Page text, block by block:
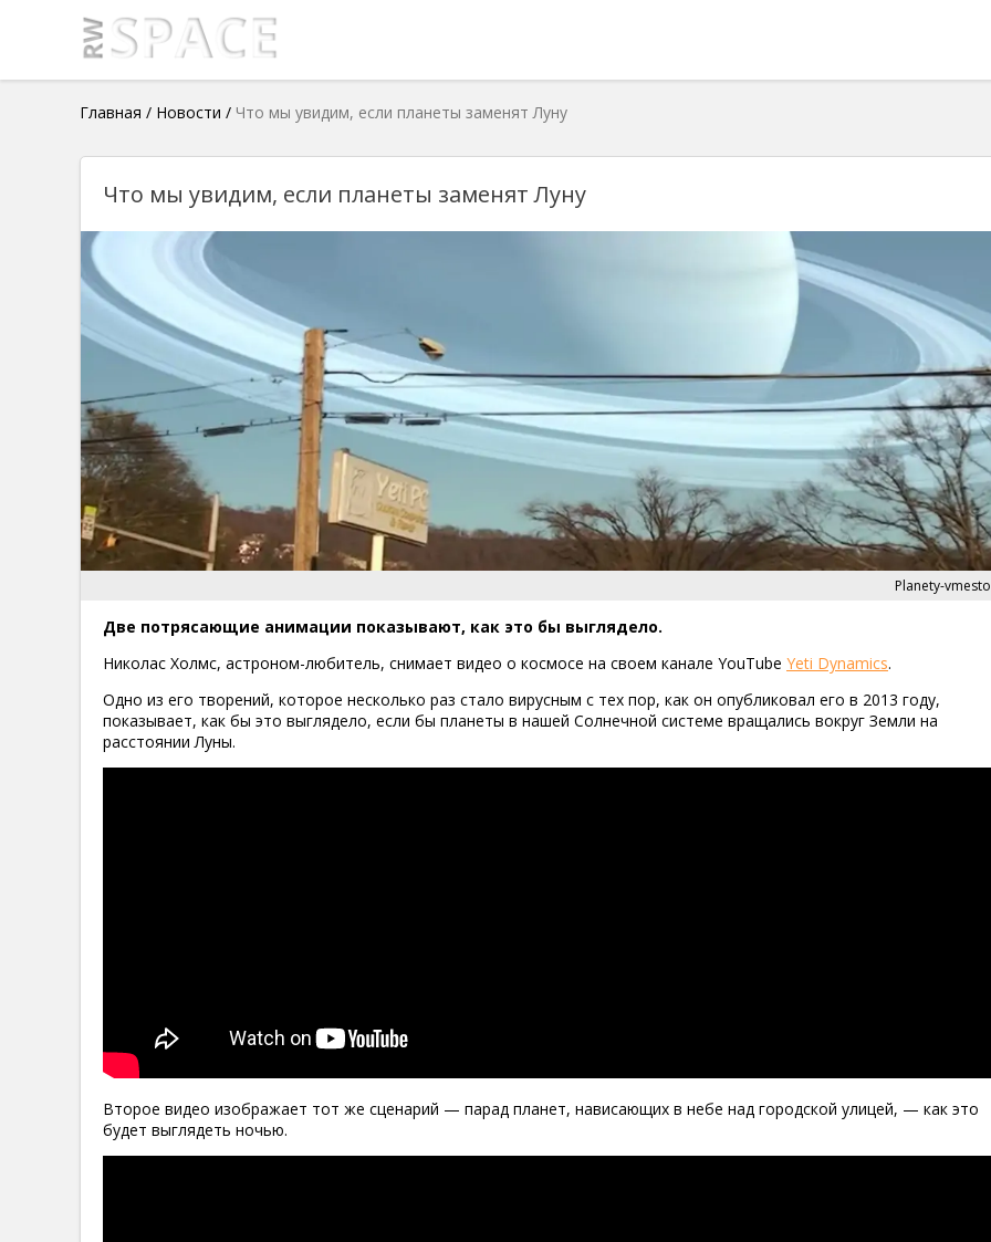
Главная / Новости / Что мы увидим, если планеты заменят Луну
Что мы увидим, если планеты заменят Луну
Planety-
Две потрясающие анимации показывают, как это бы выглядело.
Николас Холмс, астроном-любитель, снимает видео о космосе на своем канале YouTube Yeti Dynamics.
Одно из его творений, которое несколько раз стало вирусным с тех пор, как он опубликовал его в 2013 году,
показывает, как бы это выглядело, если бы планеты в нашей Солнечной системе вращались вокруг Земли на
расстоянии Луны.
Второе видео изображает тот же сценарий — парад планет, нависающих в небе над городской улицей, — как это
будет выглядеть ночью.